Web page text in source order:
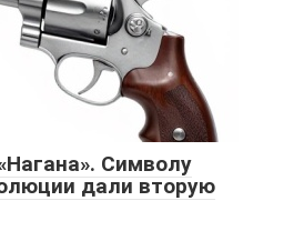
Символу
дали вторую